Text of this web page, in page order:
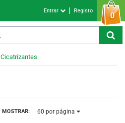
0
Entrar Registo
Cicatrizantes
MOSTRAR: 60 por página